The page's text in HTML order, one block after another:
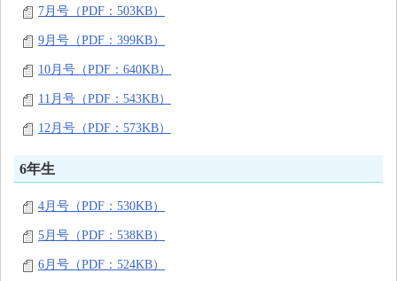
7月号（PDF：503KB）
9月号（PDF：399KB）
10月号（PDF：640KB）
11月号（PDF：543KB）
12月号（PDF：573KB）
6年生
4月号（PDF：530KB）
5月号（PDF：538KB）
6月号（PDF：524KB）